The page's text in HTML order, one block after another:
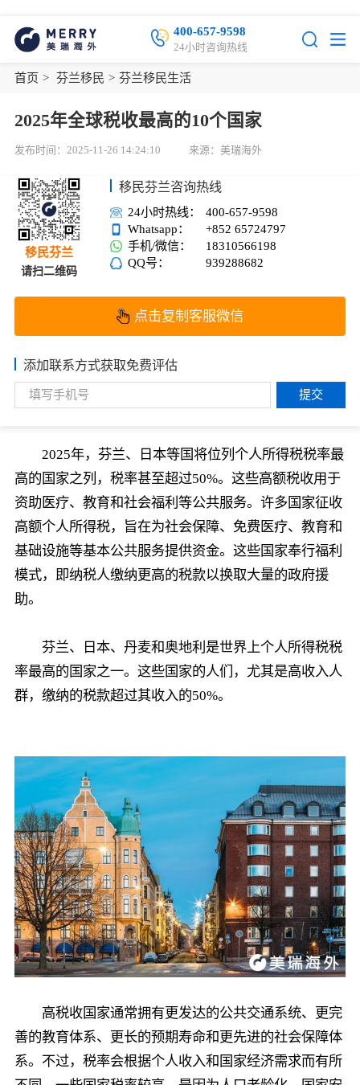
400-657-9598
24小时咨询热线
首页 > 芬兰移民 > 芬兰移民生活
2025年全球税收最高的10个国家
发布时间：2025-11-26 14:24:10 来源：美瑞海外
移民芬兰
请扫二维码
移民芬兰咨询热线
24小时热线：
400-657-9598
Whatsapp：
+852 65724797
手机/微信：
18310566198
QQ号：
939288682
点击复制客服微信
添加联系方式获取免费评估
提交
2025年，芬兰、日本等国将位列个人所得税税率最
高的国家之列，税率甚至超过50%。这些高额税收用于
资助医疗、教育和社会福利等公共服务。许多国家征收
高额个人所得税，旨在为社会保障、免费医疗、教育和
基础设施等基本公共服务提供资金。这些国家奉行福利
模式，即纳税人缴纳更高的税款以换取大量的政府援
助。
芬兰、日本、丹麦和奥地利是世界上个人所得税税
率最高的国家之一。这些国家的人们，尤其是高收入人
群，缴纳的税款超过其收入的50%。
高税收国家通常拥有更发达的公共交通系统、更完
善的教育体系、更长的预期寿命和更先进的社会保障体
系。不过，税率会根据个人收入和国家经济需求而有所